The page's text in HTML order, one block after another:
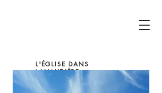
L'ÉGLISE DANS
LANAUDIÈRE